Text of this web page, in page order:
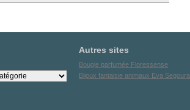
Autres sites
Bougie parfumée Floressense
Bijoux fantaisie animaux Eva Segoura